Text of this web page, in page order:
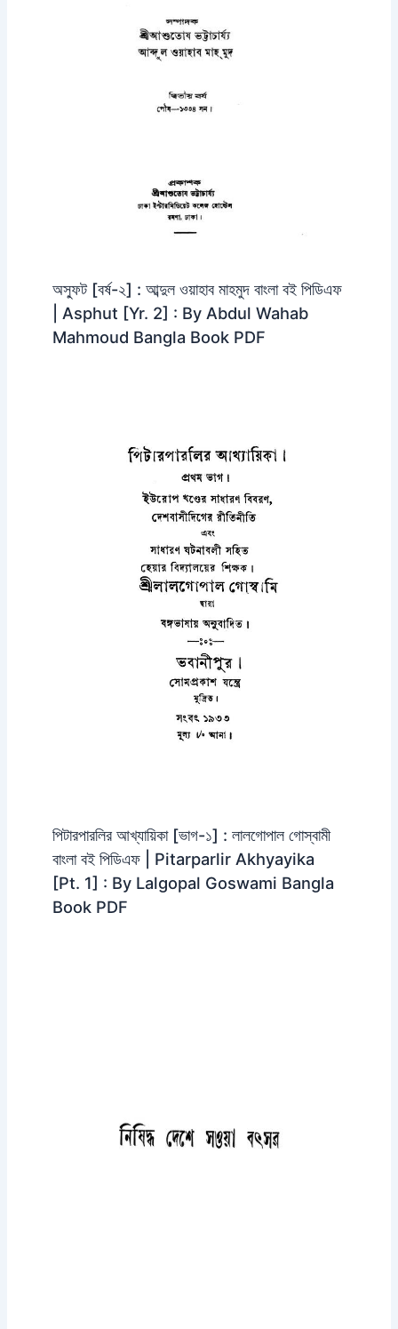
অস্ফুট [বর্ষ-২] : আব্দুল ওয়াহাব মাহমুদ বাংলা বই পিডিএফ
| Asphut [Yr. 2] : By Abdul Wahab
Mahmoud Bangla Book PDF
পিটারপারলির আখ্যায়িকা [ভাগ-১] : লালগোপাল গোস্বামী
বাংলা বই পিডিএফ | Pitarparlir Akhyayika
[Pt. 1] : By Lalgopal Goswami Bangla
Book PDF